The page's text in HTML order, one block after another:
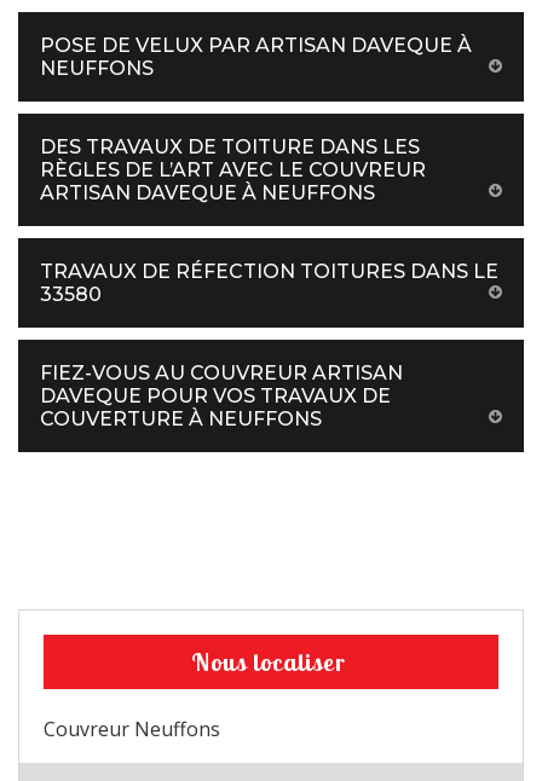
POSE DE VELUX PAR ARTISAN DAVEQUE À
NEUFFONS
DES TRAVAUX DE TOITURE DANS LES
RÈGLES DE L’ART AVEC LE COUVREUR
ARTISAN DAVEQUE À NEUFFONS
TRAVAUX DE RÉFECTION TOITURES DANS LE
33580
FIEZ-VOUS AU COUVREUR ARTISAN
DAVEQUE POUR VOS TRAVAUX DE
COUVERTURE À NEUFFONS
Nous localiser
Couvreur Neuffons